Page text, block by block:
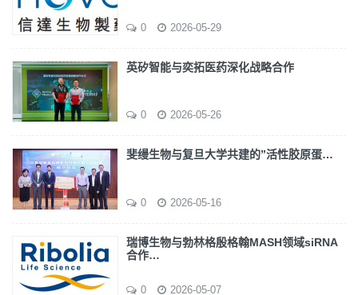
0 2026-05-29
英矽智能与奕拓医药深化战略合作
0 2026-05-26
斐缦生物与复旦大学共建的”活性胶原蛋…
0 2026-05-16
瑞博生物与勃林格殷格翰MASH领域siRNA
合作…
0 2026-05-07